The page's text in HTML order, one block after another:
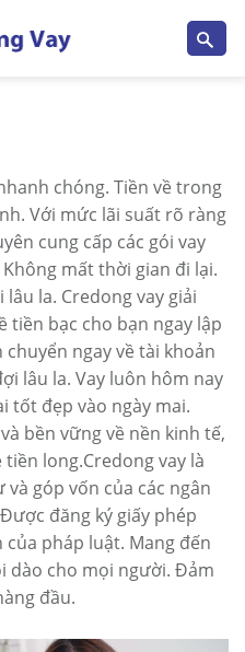
chóng. Tiền về trong
Với mức lãi suất rõ ràng
cung cấp các gói vay
mất thời gian đi lại.
la. Credong vay giải
tiền bạc cho bạn ngay lập
ngay về tài khoản
lâu la. Vay luôn hôm nay
tốt đẹp vào ngày mai.
bền vững về nền kinh tế,
long.Credong vay là
góp vốn của các ngân
đăng ký giấy phép
pháp luật. Mang đến
dào cho mọi người. Đảm
đầu.